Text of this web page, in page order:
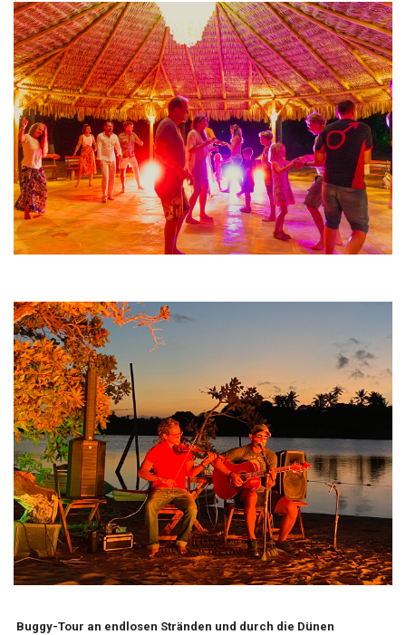
Buggy-Tour an endlosen Stränden und durch die Dünen